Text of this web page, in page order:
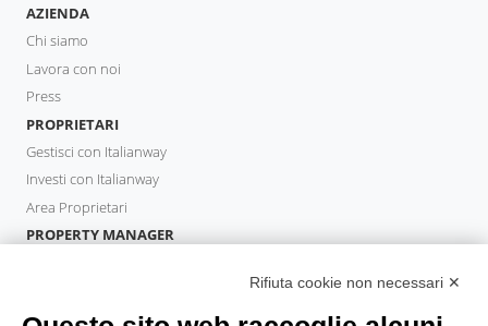
AZIENDA
Chi siamo
Lavora con noi
Press
PROPRIETARI
Gestisci con Italianway
Investi con Italianway
Area Proprietari
PROPERTY MANAGER
OSPITI
Rifiuta cookie non necessari ✕